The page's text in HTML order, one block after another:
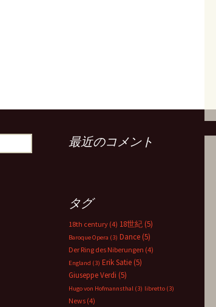
最近のコメント
タグ
18th century (4) 18世紀 (5)
Baroque Opera (3) Dance (5)
Der Ring des Niberungen (4)
England (3) Erik Satie (5)
Giuseppe Verdi (5)
Hugo von Hofmannsthal (3) libretto (3)
News (4)